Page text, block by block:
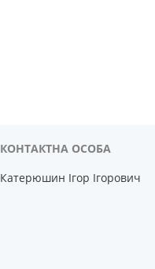
Катерюшин Ігор Ігорович